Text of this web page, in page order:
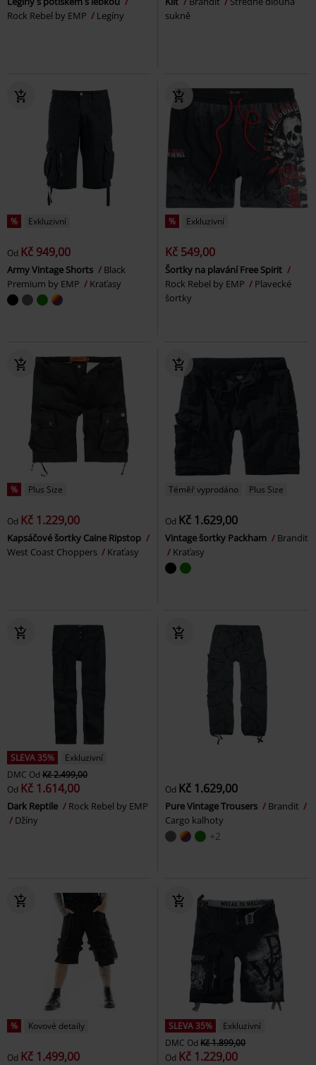
Rock Rebel by EMP
Legíny
sukně
% Exkluzivní
Od Kč 949,00
Army Vintage Shorts
Black
Premium by EMP
Kraťasy
% Exkluzivní
Kč 549,00
Šortky na plavání Free Spirit
Rock Rebel by EMP
Plavecké
šortky
% Plus Size
Od Kč 1.229,00
Kapsáčové šortky Caine Ripstop
West Coast Choppers
Kraťasy
Téměř vyprodáno Plus Size
Od Kč 1.629,00
Vintage šortky Packham
Brandit
Kraťasy
SLEVA 35%
Exkluzivní
DMC Od Kč 2.499,00
Od Kč 1.614,00
Dark Reptile
Rock Rebel by EMP
Džíny
Od Kč 1.629,00
Pure Vintage Trousers
Brandit
Cargo kalhoty
+2
% Kovové detaily
Od Kč 1.499,00
SLEVA 35%
Exkluzivní
DMC Od Kč 1.899,00
Od Kč 1.229,00